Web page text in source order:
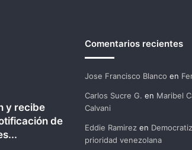
y recibe
de
Comentarios recientes
Jose Francisco Blanco en
Carlos Sucre G. en Maribel
Calvani
Eddie Ramirezen
prioridad venezolana